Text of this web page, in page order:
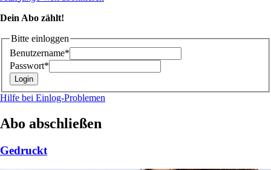
Dein Abo zählt!
Bitte einloggen
Benutzername*
Passwort*
Hilfe bei Einlog-Problemen
Abo abschließen
Gedruckt